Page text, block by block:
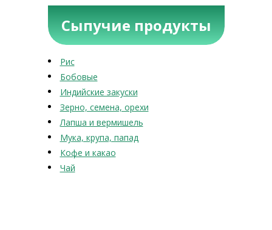
Сыпучие продукты
Рис
Бобовые
Индийские закуски
Зерно, семена, орехи
Лапша и вермишель
Мука, крупа, папад
Кофе и какао
Чай